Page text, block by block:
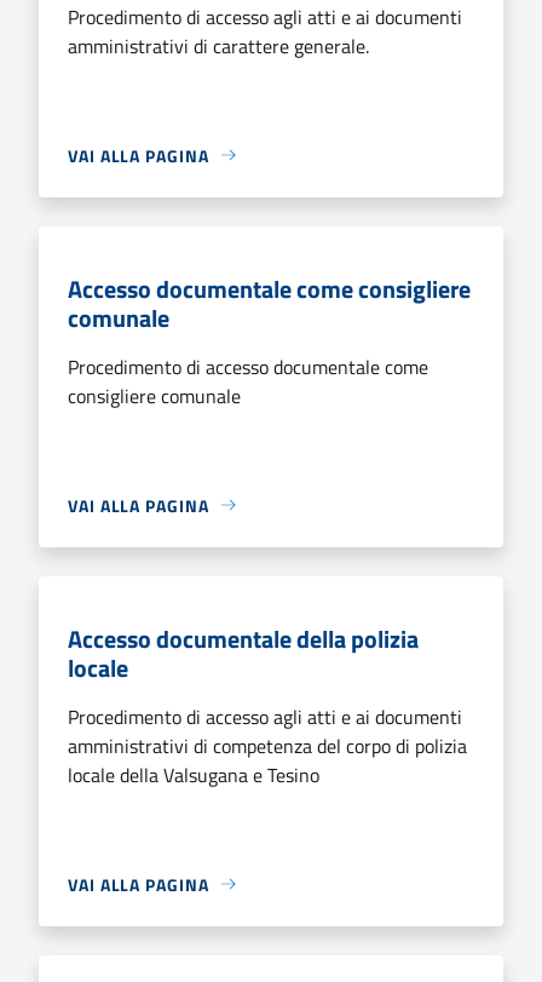
Procedimento di accesso agli atti e ai documenti
amministrativi di carattere generale.
VAI ALLA PAGINA
Accesso documentale come consigliere
comunale
Procedimento di accesso documentale come
consigliere comunale
VAI ALLA PAGINA
Accesso documentale della polizia
locale
Procedimento di accesso agli atti e ai documenti
amministrativi di competenza del corpo di polizia
locale della Valsugana e Tesino
VAI ALLA PAGINA